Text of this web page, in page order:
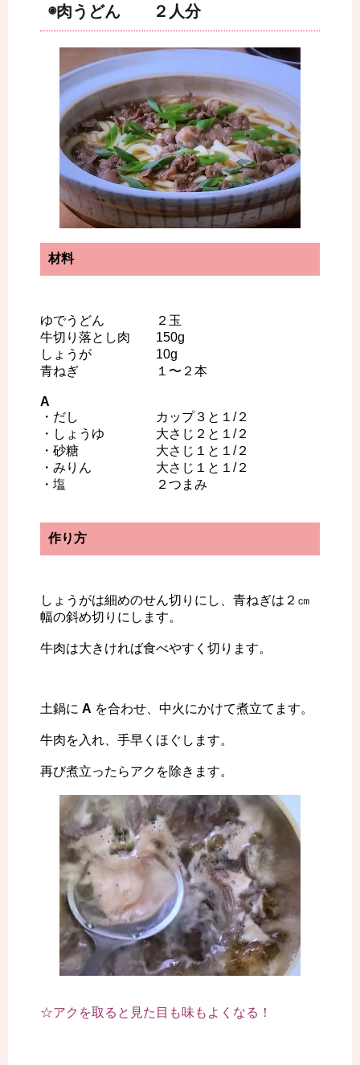
◉肉うどん ２人分
材料
ゆでうどん ２玉
牛切り落とし肉 150g
しょうが 10g
青ねぎ １〜２本
A
・だし カップ３と１/２
・しょうゆ 大さじ２と１/２
・砂糖 大さじ１と１/２
・みりん 大さじ１と１/２
・塩 ２つまみ
作り方
しょうがは細めのせん切りにし、青ねぎは２㎝
幅の斜め切りにします。
牛肉は大きければ食べやすく切ります。
土鍋に A を合わせ、中火にかけて煮立てます。
牛肉を入れ、手早くほぐします。
再び煮立ったらアクを除きます。
☆アクを取ると見た目も味もよくなる！